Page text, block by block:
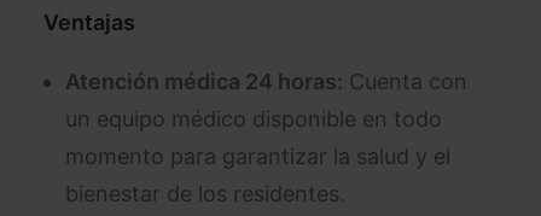
Ventajas
Atención médica 24 horas: Cuenta con
un equipo médico disponible en todo
momento para garantizar la salud y el
bienestar de los residentes.